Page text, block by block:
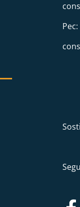
Pec: